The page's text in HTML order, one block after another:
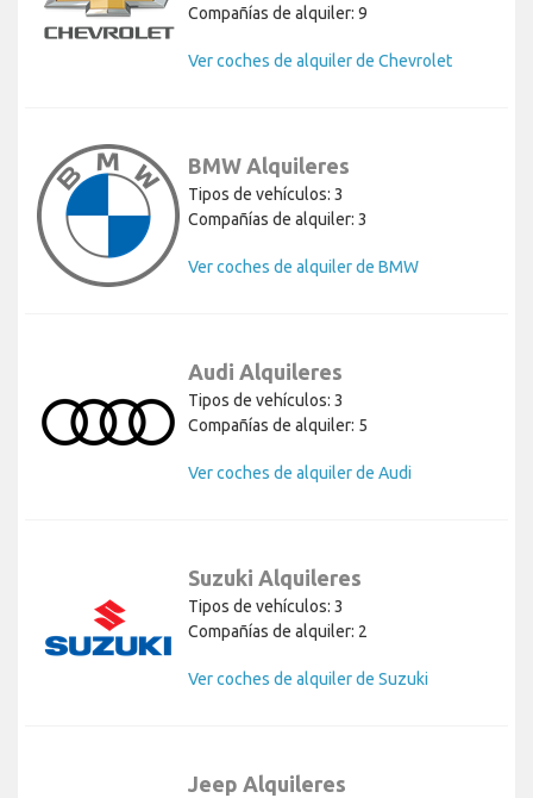
Compañías de alquiler: 9
Ver coches de alquiler de Chevrolet
BMW Alquileres
Tipos de vehículos: 3
Compañías de alquiler: 3
Ver coches de alquiler de BMW
Audi Alquileres
Tipos de vehículos: 3
Compañías de alquiler: 5
Ver coches de alquiler de Audi
Suzuki Alquileres
Tipos de vehículos: 3
Compañías de alquiler: 2
Ver coches de alquiler de Suzuki
Jeep Alquileres